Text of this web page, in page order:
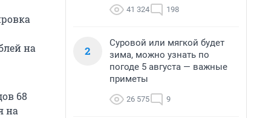
на
68
на
41 324 198
2
Суровой или мягкой будет
зима, можно узнать по
погоде 5 августа — важные
приметы
26 575 9